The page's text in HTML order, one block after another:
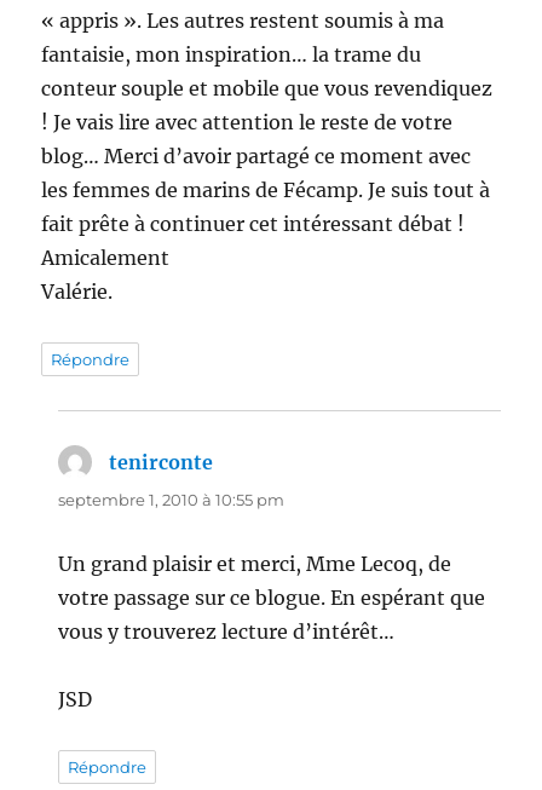
« appris ». Les autres restent soumis à ma
fantaisie, mon inspiration… la trame du
conteur souple et mobile que vous revendiquez
! Je vais lire avec attention le reste de votre
blog… Merci d’avoir partagé ce moment avec
les femmes de marins de Fécamp. Je suis tout à
fait prête à continuer cet intéressant débat !
Amicalement
Valérie.
Répondre
tenirconte
septembre 1, 2010 à 10:55 pm
Un grand plaisir et merci, Mme Lecoq, de
votre passage sur ce blogue. En espérant que
vous y trouverez lecture d’intérêt…
JSD
Répondre